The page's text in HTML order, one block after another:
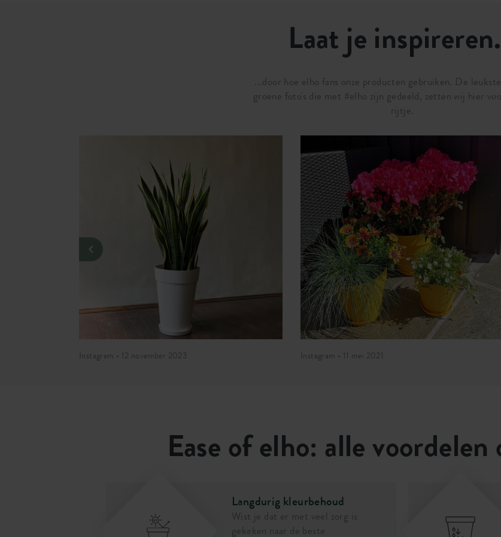
Laat je
...door hoe elho fans onze producten gebruiken. De
groene foto's die met #elho zijn gedeeld, zetten wij hier
rijtje.
Instagram • 12 november 2023 Instagram • 11 mei 2021
Ease of elho: alle
Langdurig kleurbehoud
Wist je dat er met veel zorg is
gekeken naar de beste